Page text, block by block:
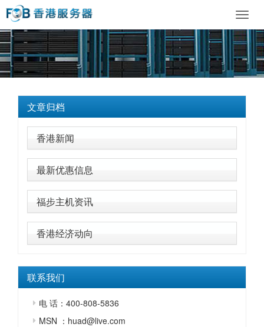
文章归档
香港新闻
最新优惠信息
福步主机资讯
香港经济动向
联系我们
电 话：400-808-5836
MSN ：huad@live.com